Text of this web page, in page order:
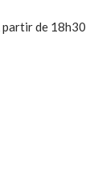
partir de 18h30